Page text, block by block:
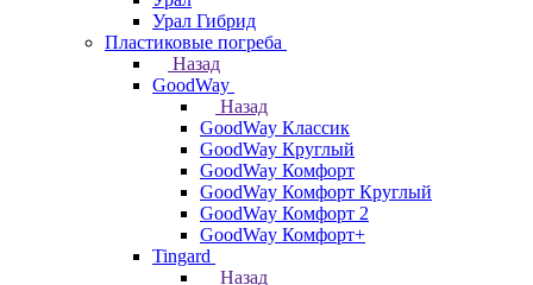
Урал Гибрид
Пластиковые погреба
Назад
GoodWay
Назад
GoodWay Классик
GoodWay Круглый
GoodWay Комфорт
GoodWay Комфорт Круглый
GoodWay Комфорт 2
GoodWay Комфорт+
Tingard
Назад